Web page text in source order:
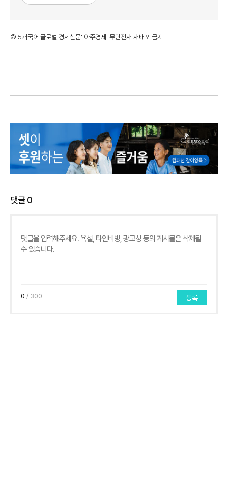
©'5개국어 글로벌 경제신문' 아주경제. 무단전재·재배포 금지
댓글0
0 / 300 등록